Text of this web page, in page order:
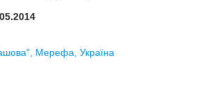
Мерефа, Україна